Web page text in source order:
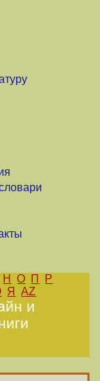
Н О П
Р
Я AZ
и